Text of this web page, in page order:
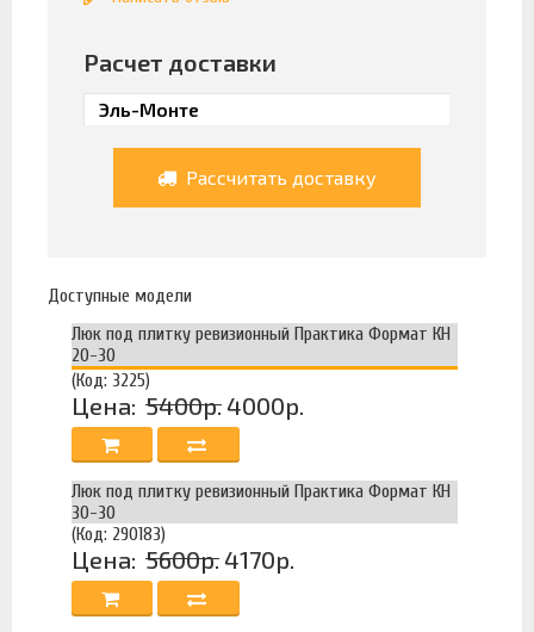
Расчет доставки
Рассчитать доставку
Доступные модели
Люк под плитку ревизионный Практика Формат КН
20-30
(Код: 3225)
Цена: 5400р. 4000р.
Люк под плитку ревизионный Практика Формат КН
30-30
(Код: 290183)
Цена: 5600р. 4170р.